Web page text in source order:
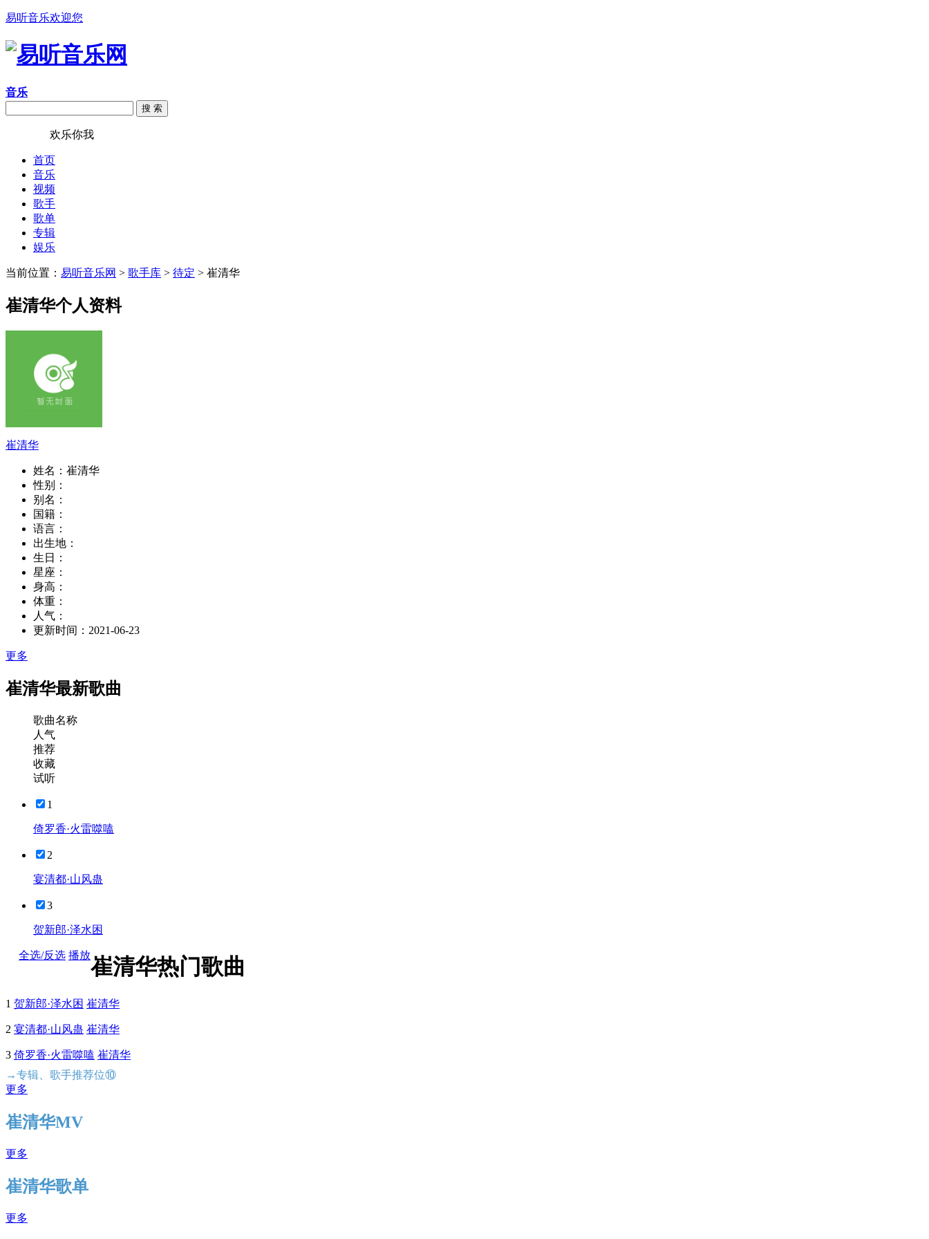
易听音乐欢迎您
音乐
搜 索
欢乐你我
首页
音乐
视频
歌手
歌单
专辑
娱乐
当前位置： 易听音乐网 > 歌手库 > 待定 > 崔清华
崔清华个人资料
崔清华
姓名： 崔清华
性别：
别名：
国籍：
语言：
出生地：
生日：
星座：
身高：
体重：
人气：
更新时间： 2021-06-23
更多
崔清华最新歌曲
歌曲名称
人气
推荐
收藏
试听
1
倚罗香·火雷噬嗑
2
宴清都·山风蛊
3
贺新郎·泽水困
全选/反选 播放崔清华热门歌曲
1 贺新郎·泽水困 崔清华
2 宴清都·山风蛊 崔清华
3 倚罗香·火雷噬嗑 崔清华
→专辑、歌手推荐位⑩
更多
崔清华MV
更多
崔清华歌单
更多